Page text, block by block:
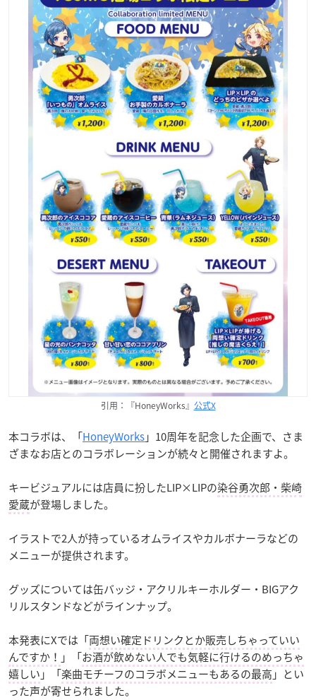
引用：『HoneyWorks』 公式X
本コラボは、「HoneyWorks」10周年を記念した企画で、さま
ざまなお店とのコラボレーションが続々と開催されますよ。
キービジュアルには店員に扮したLIP×LIPの染谷勇次郎・柴崎
愛蔵が登場しました。
イラストで2人が持っているオムライスやカルボナーラなどの
メニューが提供されます。
グッズについては缶バッジ・アクリルキーホルダー・BIGアク
リルスタンドなどがラインナップ。
本発表にXでは「両想い確定ドリンクとか販売しちゃっていい
んですか！ 」「お酒が飲めない人でも気軽に行けるのめっちゃ
嬉しい 」「楽曲モチーフのコラボメニューもあるの最高 」とい
った声が寄せられました。